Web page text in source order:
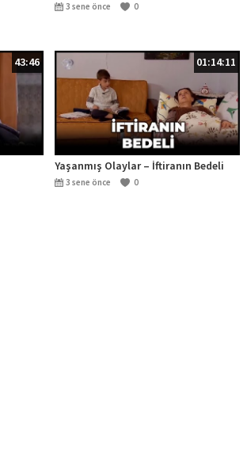
3 sene önce 0
43:46 01:14:11
Yaşanmış Olaylar – İftiranın Bedeli
3 sene önce 0